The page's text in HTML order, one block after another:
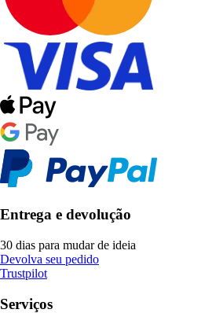
Entrega e devolução
30 dias para mudar de ideia
Devolva seu pedido
Trustpilot
Serviços